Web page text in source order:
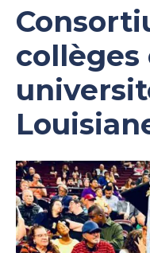
collèges